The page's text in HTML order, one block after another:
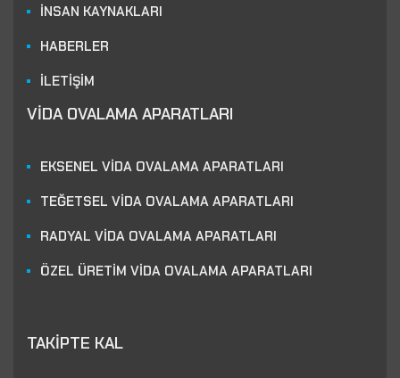
İNSAN KAYNAKLARI
HABERLER
İLETİŞİM
VİDA OVALAMA APARATLARI
EKSENEL VİDA OVALAMA APARATLARI
TEĞETSEL VİDA OVALAMA APARATLARI
RADYAL VİDA OVALAMA APARATLARI
ÖZEL ÜRETİM VİDA OVALAMA APARATLARI
TAKİPTE KAL